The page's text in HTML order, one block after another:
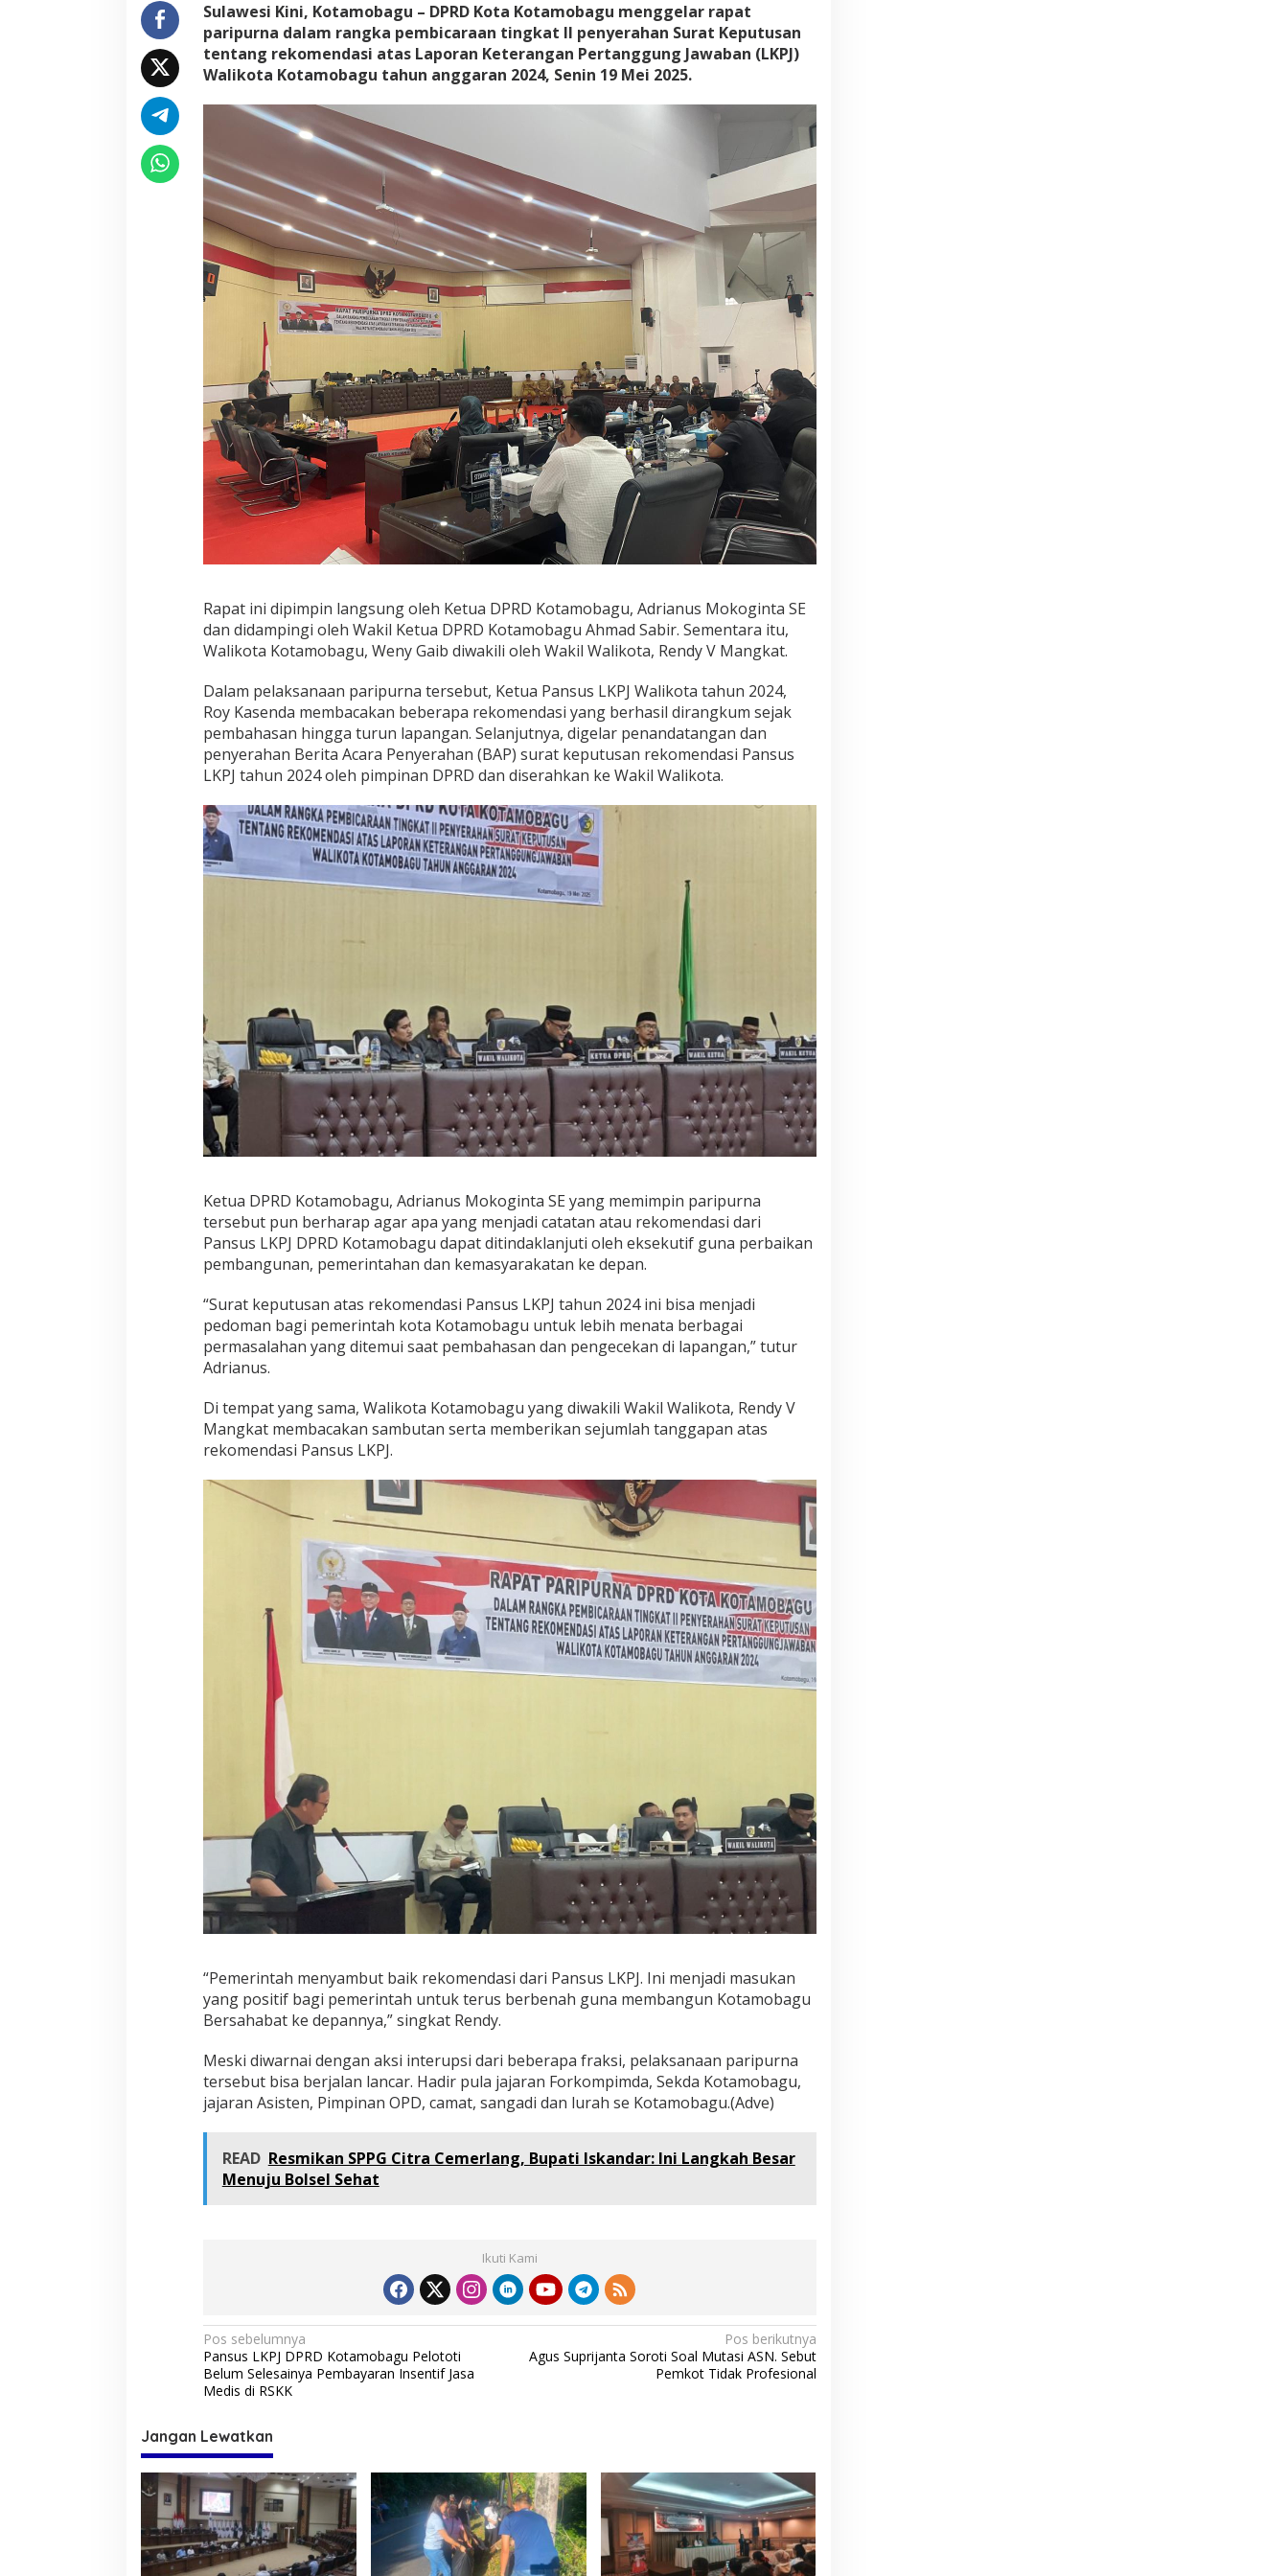
J
W
a
l
i
o
0
2
Sulawesi Kini, Kotamobagu – DPRD Kota Kotamobagu menggelar rapat
paripurna dalam rangka pembicaraan tingkat II penyerahan Surat Keputusan
tentang rekomendasi atas Laporan Keterangan Pertanggung Jawaban (LKPJ)
Walikota Kotamobagu tahun anggaran 2024, Senin 19 Mei 2025.
Rapat ini dipimpin langsung oleh Ketua DPRD Kotamobagu, Adrianus Mokoginta SE
dan didampingi oleh Wakil Ketua DPRD Kotamobagu Ahmad Sabir. Sementara itu,
Walikota Kotamobagu, Weny Gaib diwakili oleh Wakil Walikota, Rendy V Mangkat.
Dalam pelaksanaan paripurna tersebut, Ketua Pansus LKPJ Walikota tahun 2024,
Roy Kasenda membacakan beberapa rekomendasi yang berhasil dirangkum sejak
pembahasan hingga turun lapangan. Selanjutnya, digelar penandatangan dan
penyerahan Berita Acara Penyerahan (BAP) surat keputusan rekomendasi Pansus
LKPJ tahun 2024 oleh pimpinan DPRD dan diserahkan ke Wakil Walikota.
Ketua DPRD Kotamobagu, Adrianus Mokoginta SE yang memimpin paripurna
tersebut pun berharap agar apa yang menjadi catatan atau rekomendasi dari
Pansus LKPJ DPRD Kotamobagu dapat ditindaklanjuti oleh eksekutif guna perbaikan
pembangunan, pemerintahan dan kemasyarakatan ke depan.
“Surat keputusan atas rekomendasi Pansus LKPJ tahun 2024 ini bisa menjadi
pedoman bagi pemerintah kota Kotamobagu untuk lebih menata berbagai
permasalahan yang ditemui saat pembahasan dan pengecekan di lapangan,” tutur
Adrianus.
Di tempat yang sama, Walikota Kotamobagu yang diwakili Wakil Walikota, Rendy V
Mangkat membacakan sambutan serta memberikan sejumlah tanggapan atas
rekomendasi Pansus LKPJ.
“Pemerintah menyambut baik rekomendasi dari Pansus LKPJ. Ini menjadi masukan
yang positif bagi pemerintah untuk terus berbenah guna membangun Kotamobagu
Bersahabat ke depannya,” singkat Rendy.
Meski diwarnai dengan aksi interupsi dari beberapa fraksi, pelaksanaan paripurna
tersebut bisa berjalan lancar. Hadir pula jajaran Forkompimda, Sekda Kotamobagu,
jajaran Asisten, Pimpinan OPD, camat, sangadi dan lurah se Kotamobagu.(Adve)
READ Resmikan SPPG Citra Cemerlang, Bupati Iskandar: Ini Langkah Besar
Menuju Bolsel Sehat
Ikuti Kami
N
a
v
i
g
a
s
i
p
Pos sebelumnya
Pansus LKPJ DPRD Kotamobagu Pelototi
Belum Selesainya Pembayaran Insentif Jasa
Medis di RSKK
Pos berikutnya
Agus Suprijanta Soroti Soal Mutasi ASN. Sebut
Pemkot Tidak Profesional
Jangan Lewatkan